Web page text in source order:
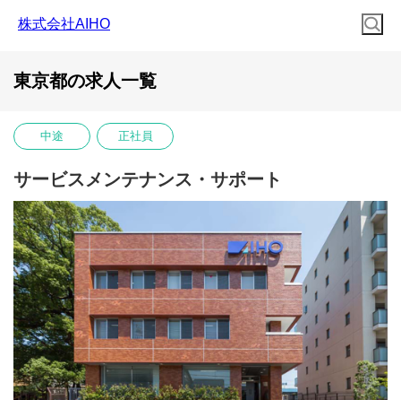
株式会社AIHO
東京都の求人一覧
中途 正社員
サービスメンテナンス・サポート